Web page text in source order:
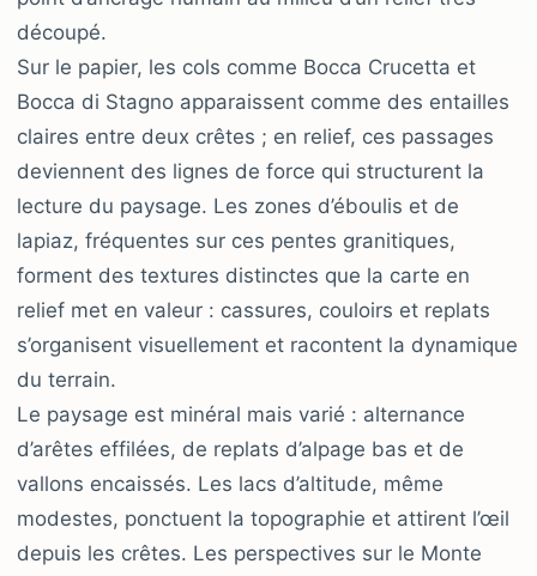
découpé.
Sur le papier, les cols comme Bocca Crucetta et
Bocca di Stagno apparaissent comme des entailles
claires entre deux crêtes ; en relief, ces passages
deviennent des lignes de force qui structurent la
lecture du paysage. Les zones d’éboulis et de
lapiaz, fréquentes sur ces pentes granitiques,
forment des textures distinctes que la carte en
relief met en valeur : cassures, couloirs et replats
s’organisent visuellement et racontent la dynamique
du terrain.
Le paysage est minéral mais varié : alternance
d’arêtes effilées, de replats d’alpage bas et de
vallons encaissés. Les lacs d’altitude, même
modestes, ponctuent la topographie et attirent l’œil
depuis les crêtes. Les perspectives sur le Monte